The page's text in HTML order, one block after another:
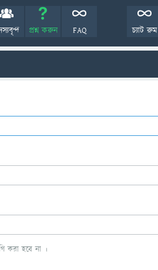
প্রশ্ন করুন FAQ চ্যাট রুম
করা হবে না ।